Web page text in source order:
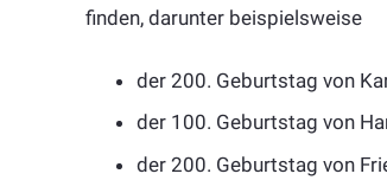
finden, darunter beispielsweise
der 200. Geburtstag von
der 100. Geburtstag von
der 200. Geburtstag von